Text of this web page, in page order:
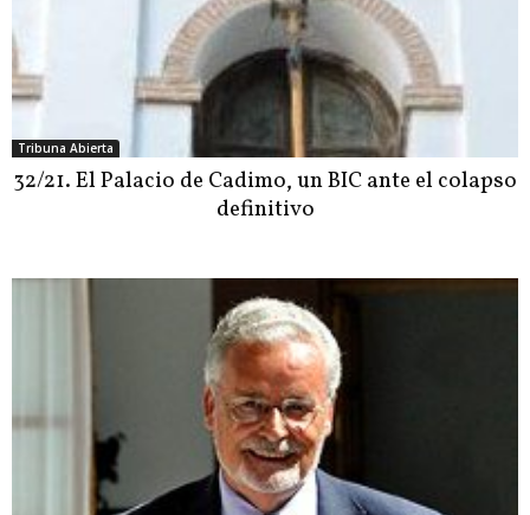
Tribuna Abierta
32/21. El Palacio de Cadimo, un BIC ante el colapso
definitivo